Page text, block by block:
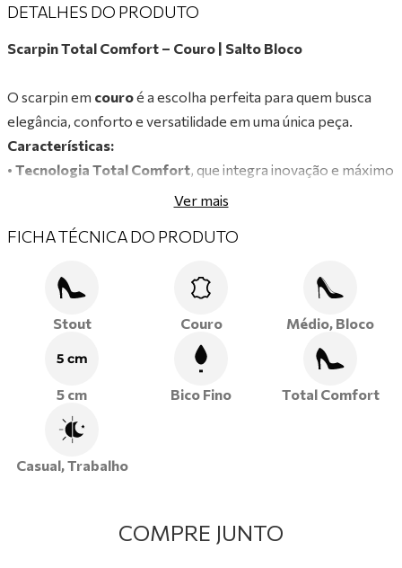
DETALHES DO PRODUTO
Scarpin Total Comfort – Couro | Salto Bloco
O scarpin em couroé a escolha perfeita para quem busca
elegância, conforto e versatilidade em uma única peça.
Características:
• Tecnologia Total Comfort, que integra inovação e máximo
conforto em um único calçado.
durabilidade, maciez e ajuste perfeito ao pé.
segurança ao caminhar.
Detalhes metálicos
delicados, que agrega charme e
o equilíbrio perfeito entre estilo, conforto e
sofisticação!
Ver mais
FICHA TÉCNICA DO PRODUTO
Stout Couro Médio, Bloco
5 cm
5 cm Bico Fino Total Comfort
Casual, Trabalho
COMPRE JUNTO